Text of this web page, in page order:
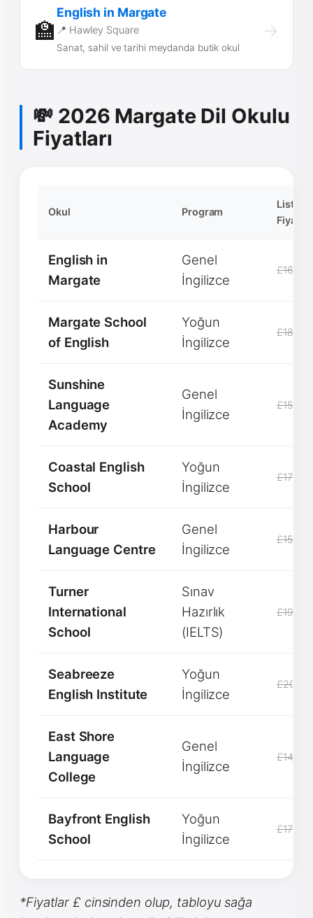
🏫
English in Margate
📍 Hawley Square
Sanat, sahil ve tarihi meydanda butik okul
→
💸 2026 Margate Dil Okulu
Fiyatları
Okul Program
Liste
Fiyatı
English in
Margate
Genel
İngilizce
£1600
Margate School
of English
Yoğun
İngilizce
£1850
Sunshine
Language
Academy
Genel
İngilizce
£1500
Coastal English
School
Yoğun
İngilizce
£1700
Harbour
Language Centre
Genel
İngilizce
£1550
Turner
International
School
Sınav
Hazırlık
(IELTS)
£1900
Seabreeze
English Institute
Yoğun
İngilizce
£2000
East Shore
Language
College
Genel
İngilizce
£1450
Bayfront English
School
Yoğun
İngilizce
£1750
*Fiyatlar £ cinsinden olup, tabloyu sağa